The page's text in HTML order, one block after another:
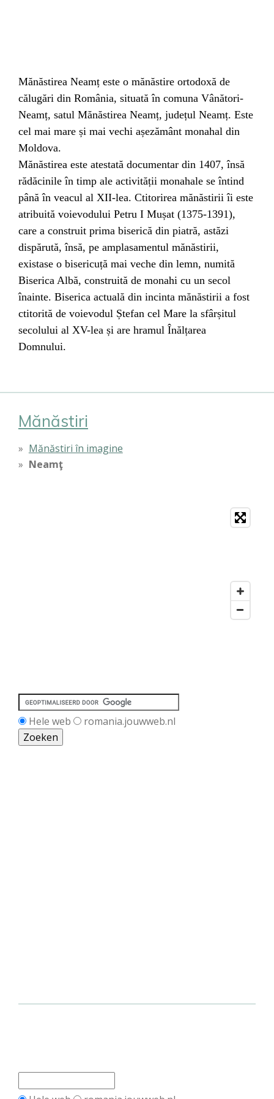
Mănăstirea Neamț este o mănăstire ortodoxă de
călugări din România, situată în comuna Vânători-
Neamț, satul Mănăstirea Neamț, județul Neamț. Este
cel mai mare și mai vechi așezământ monahal din
Moldova.
Mănăstirea este atestată documentar din 1407, însă
rădăcinile în timp ale activității monahale se întind
până în veacul al XII-lea. Ctitorirea mănăstirii îi este
atribuită voievodului Petru I Mușat (1375-1391),
care a construit prima biserică din piatră, astăzi
dispărută, însă, pe amplasamentul mănăstirii,
existase o bisericuță mai veche din lemn, numită
Biserica Albă, construită de monahi cu un secol
înainte. Biserica actuală din incinta mănăstirii a fost
ctitorită de voievodul Ștefan cel Mare la sfârșitul
secolului al XV-lea și are hramul Înălțarea
Domnului.
Mănăstiri
Mănăstiri în imagine
Neamţ
Hele web romania.jouwweb.nl